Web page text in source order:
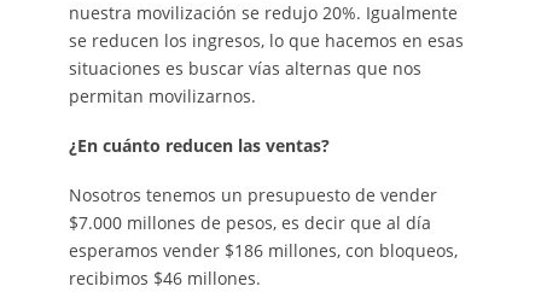
nuestra movilización se redujo 20%. Igualmente
se reducen los ingresos, lo que hacemos en esas
situaciones es buscar vías alternas que nos
permitan movilizarnos.
¿En cuánto reducen las ventas?
Nosotros tenemos un presupuesto de vender
$7.000 millones de pesos, es decir que al día
esperamos vender $186 millones, con bloqueos,
recibimos $46 millones.